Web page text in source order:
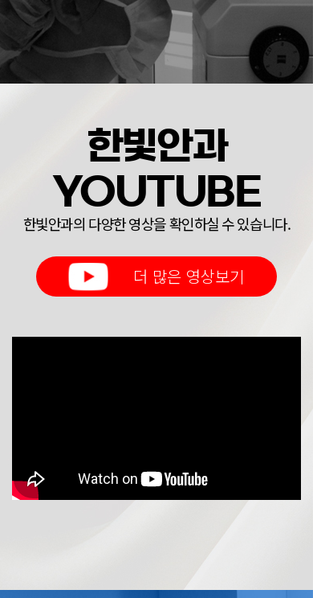
한빛안과
YOUTUBE
한빛안과의 다양한 영상을 확인하실 수 있습니다.
더 많은 영상보기